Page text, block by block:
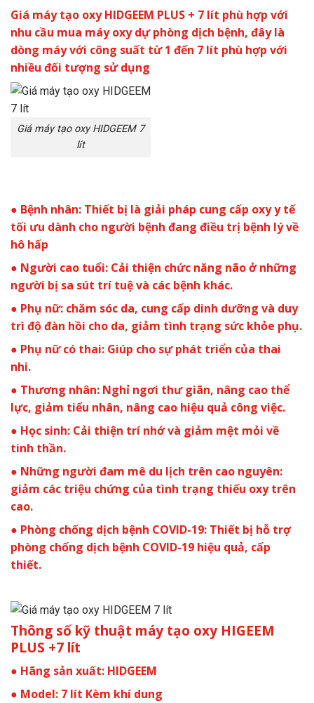
Giá máy tạo oxy HIDGEEM PLUS + 7 lít phù hợp với
nhu cầu mua máy oxy dự phòng dịch bệnh, đây là
dòng máy với công suất từ 1 đến 7 lít phù hợp với
nhiều đối tượng sử dụng
Giá máy tạo oxy HIDGEEM 7
lít
● Bệnh nhân: Thiết bị là giải pháp cung cấp oxy y tế
tối ưu dành cho người bệnh đang điều trị bệnh lý về
hô hấp
● Người cao tuổi: Cải thiện chức năng não ở những
người bị sa sút trí tuệ và các bệnh khác.
● Phụ nữ: chăm sóc da, cung cấp dinh dưỡng và duy
trì độ đàn hồi cho da, giảm tình trạng sức khỏe phụ.
● Phụ nữ có thai: Giúp cho sự phát triển của thai
nhi.
● Thương nhân: Nghỉ ngơi thư giãn, nâng cao thể
lực, giảm tiểu nhân, nâng cao hiệu quả công việc.
● Học sinh: Cải thiện trí nhớ và giảm mệt mỏi về
tinh thần.
● Những người đam mê du lịch trên cao nguyên:
giảm các triệu chứng của tình trạng thiếu oxy trên
cao.
● Phòng chống dịch bệnh COVID-19: Thiết bị hỗ trợ
phòng chống dịch bệnh COVID-19 hiệu quả, cấp
thiết.
Thông số kỹ thuật máy tạo oxy HIGEEM
PLUS +7 lít
● Hãng sản xuất: HIDGEEM
● Model: 7 lít Kèm khí dung